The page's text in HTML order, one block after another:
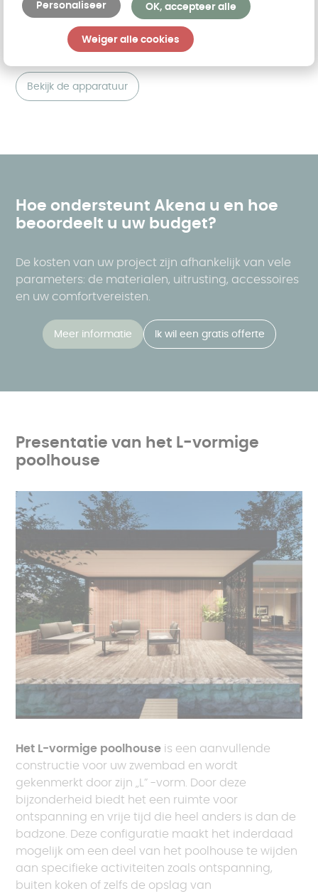
Elektrische
apparatuur
Bekijk de apparatuur
Hoe ondersteunt Akena u en hoe
beoordeelt u uw budget?
De kosten van uw project zijn afhankelijk van vele
parameters: de materialen, uitrusting, accessoires
en uw comfortvereisten.
Meer informatie Ik wil een gratis offerte
Presentatie van het L-vormige
poolhouse
Het L-vormige poolhouse is een aanvullende
constructie voor uw zwembad en wordt
gekenmerkt door zijn „L” -vorm. Door deze
bijzonderheid biedt het een ruimte voor
ontspanning en vrije tijd die heel anders is dan de
badzone. Deze configuratie maakt het inderdaad
mogelijk om een deel van het poolhouse te wijden
aan specifieke activiteiten zoals ontspanning,
buiten koken of zelfs de opslag van
OK, accepteer alle
Weiger alle cookies
Personaliseer